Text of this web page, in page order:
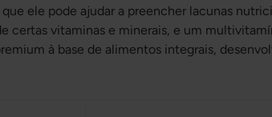
ele pode ajudar a preencher lacunas
certas vitaminas e minerais, e um
à base de alimentos integrais,